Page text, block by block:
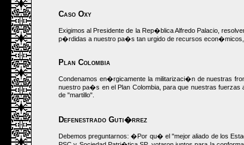
Caso Oxy
Exigimos al Presidente de la Rep�blica Alfredo Palacio,
p�rdidas a nuestro pa�s tan urgido de recursos econ�micos,
Plan Colombia
Condenamos en�rgicamente la militarizaci�n de nuestras
nuestro pa�s en el Plan Colombia, para que nuestras fuerzas
de "martillo".
Defenestrado Guti�rrez
Debemos preguntarnos: �Por qu� el "mejor aliado de los